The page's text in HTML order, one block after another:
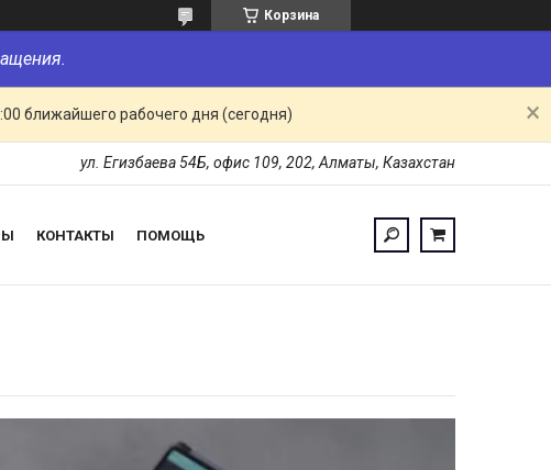
Корзина
ближайшего рабочего дня (сегодня)
ул. Егизбаева 54Б, офис 109, 202, Алматы, Казахстан
КОНТАКТЫ ПОМОЩЬ